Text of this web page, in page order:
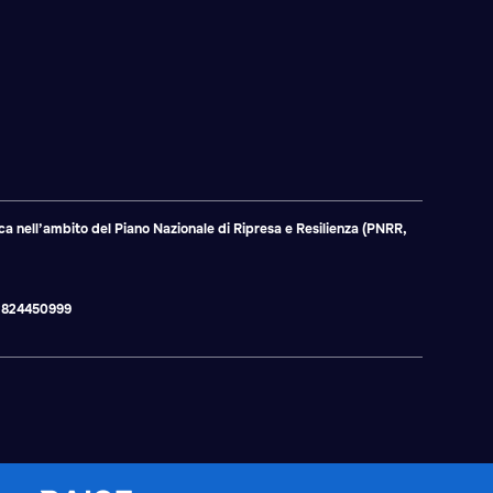
del Piano Nazionale di Ripresa e Resilienza (PNRR,